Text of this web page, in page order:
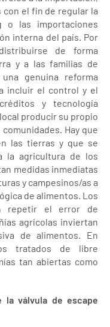
con el fin de regular la
o las importaciones
interna del país. Por
de forma
y a las familias de
genuina reforma
incluir el control y el
y tecnología
producir su propio
Hay que
las tierras y que se
la agricultura de los
medidas inmediatas
y campesinos/as a
de alimentos. Los
repetir el error de
agrícolas inviertan
de alimentos. En
tratados de libre
tan abiertas como
válvula de escape